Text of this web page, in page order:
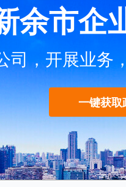
余市企
司，开展业务
一键获取